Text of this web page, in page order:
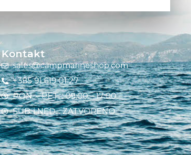
Kontakt
sales@campmarineshop.com
+385 91 619 01 27
PON. – PET. : 09:00 – 17:00
SUB. i NED. : ZATVORENO